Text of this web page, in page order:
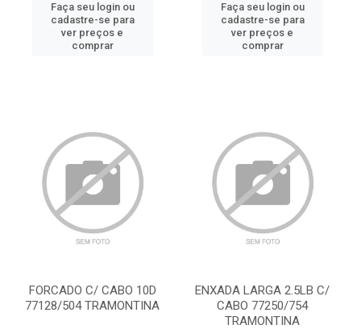
Faça seu login ou
cadastre-se para
ver preços e
comprar
Faça seu login ou
cadastre-se para
ver preços e
comprar
FORCADO C/ CABO 10D
77128/504 TRAMONTINA
ENXADA LARGA 2.5LB C/
CABO 77250/754
TRAMONTINA